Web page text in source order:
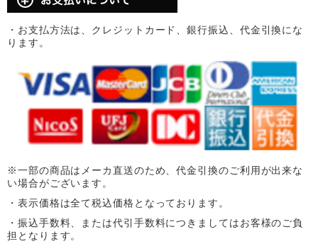
・お支払方法は、クレジットカード、銀行振込、代金引換にな
ります。
※一部の商品はメーカ直送のため、代金引換のご利用が出来な
い場合がございます。
・表示価格は全て税込価格となっております。
・振込手数料、または代引手数料につきましてはお客様のご負
担となります。